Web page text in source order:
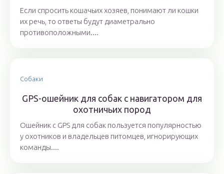
Если спросить кошачьих хозяев, понимают ли кошки
их речь, то ответы будут диаметрально
противоположными....
Собаки
GPS-ошейник для собак с навигатором для
охотничьих пород
Ошейник с GPS для собак пользуется популярностью
у охотников и владельцев питомцев, игнорирующих
команды....